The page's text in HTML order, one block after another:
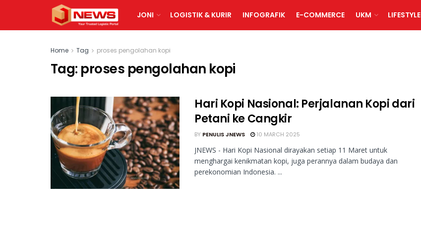
JONI LOGISTIK & KURIR INFOGRAFIK E-COMMERCE UKM LIFESTYLE
Home Tag proses pengolahan kopi
Tag: proses pengolahan kopi
Hari Kopi Nasional: Perjalanan Kopi dari
Petani ke Cangkir
BY PENULIS JNEWS 10 MARCH 2025
JNEWS - Hari Kopi Nasional dirayakan setiap 11 Maret untuk
menghargai kenikmatan kopi, juga perannya dalam budaya dan
perekonomian Indonesia. ...